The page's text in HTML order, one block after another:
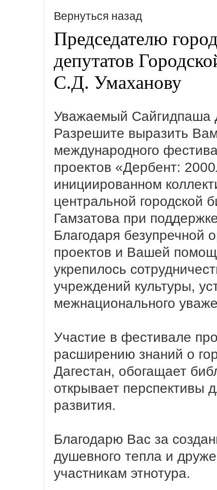
Вернуться назад
Председателю
депутатов
С.Д. Умаханову
Уважаемый Сайгидпаша
Разрешите выразить
международного
проектов «Дербент:
инициированном
центральной городской
Гамзатова при
Благодаря безупречной
проектов и Вашей
укрепилось
учреждений культуры,
межнационального
Участие в фестивале
расширению знаний о
Дагестан, обогащает
открывает перспективы
развития.
Благодарю Вас за
душевного тепла и
участникам этнотура.